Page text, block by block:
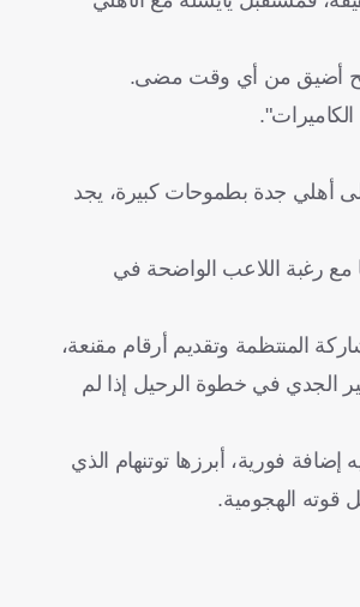
أصبح أضيق من أي وقت مضى.
إلى أهلي جدة بطموحات كبيرة، يجد
رغبة اللاعب الواضحة في
العالم 2026 لن تتحقق إلا من خلال المشاركة المنتظمة وتقديم أرقام مقنعة،
الجدي في خطوة الرحيل إذا لم
فورية، أبرزها توتنهام الذي
الهجومية.